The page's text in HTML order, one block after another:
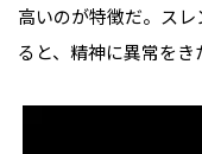
高いのが特徴だ。ス
ると、精神に異常をき